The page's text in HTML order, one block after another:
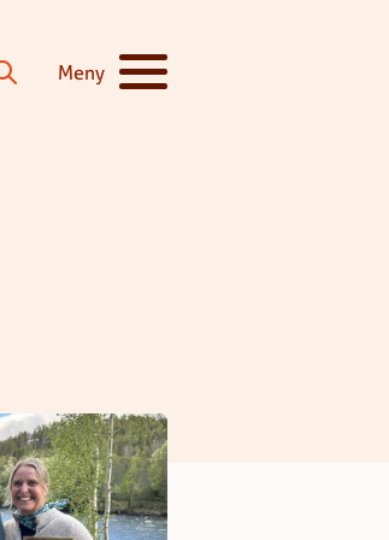
Meny
Vis/skjul hovedmeny